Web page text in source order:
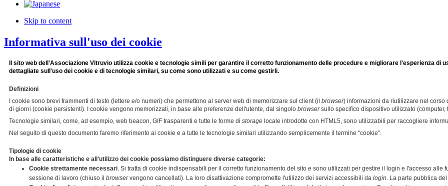
Skip to content
Informativa sull'uso dei cookie
Il sito web dell'Associazione Vitruvio utilizza cookie e tecnologie simili per garantire il corretto funzionamento delle procedure e migliorare l'esperienza di
dettagliate sull'uso dei cookie e di tecnologie similari, su come sono utilizzati e su come gestirli.
Definizioni
I cookie sono brevi frammenti di testo (lettere e/o numeri) che permettono al server web di memorizzare sul client (il browser) informazioni da riutilizzare nel corso
di giorni (cookie persistenti). I cookie vengono memorizzati, in base alle preferenze dell'utente, dal singolo browsersullo specifico dispositivo utilizzato (computer,
Tecnologie similari, come, ad esempio, web beacon, GIF trasparenti e tutte le forme di storage locale introdotte con HTML5, sono utilizzabili per raccogliere
Nel seguito di questo documento faremo riferimento ai cookie e a tutte le tecnologie similari utilizzando semplicemente il termine “cookie”.
Tipologie di cookie
In base alle caratteristiche e all'utilizzo dei cookie possiamo distinguere diverse categorie:
Cookie strettamente necessari . Si tratta di cookie indispensabili per il corretto funzionamento del sito e sono utilizzati per gestire il login e l'accesso
sessione di lavoro (chiuso il browservengono cancellati). La loro disattivazione compromette l'utilizzo dei servizi accessibili da login . La parte pubblica